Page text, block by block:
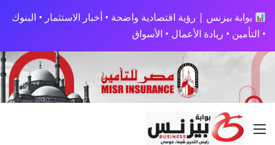
بوابة بيزنس | رؤية اقتصادية واضحة • أخبار الاستثمار • البنوك
• التأمين • ريادة الأعمال • الأسواق
القائمة